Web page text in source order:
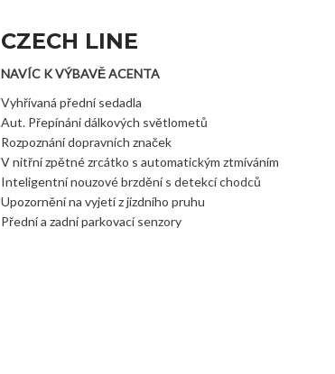
CZECH LINE
NAVÍC K VÝBAVĚ ACENTA
Vyhřívaná přední sedadla
Aut. Přepínání dálkových světlometů
Rozpoznání dopravních značek
V nitřní zpětné zrcátko s automatickým ztmíváním
Inteligentní nouzové brzdění s detekcí chodců
Upozornění na vyjetí z jízdního pruhu
Přední a zadní parkovací senzory